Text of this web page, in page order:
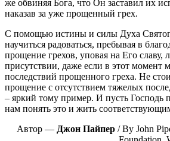
же обвиняя Бога, что Он заставил их
наказав за уже прощенный грех.
С помощью истины и силы Духа
научиться радоваться, пребывая в
прощение грехов, уповая на Его славу,
присутствии, даже если в этот момент
последствий прощенного греха. Не
прощение с отсутствием тяжелых
– яркий тому пример. И пусть Господь
нам понять это и жить
Автор — Джон Пайпер / By John